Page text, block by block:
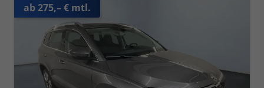
ab 275,– € mtl.